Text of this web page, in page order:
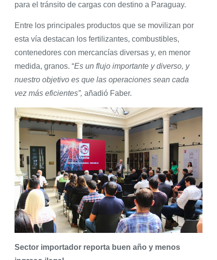
para el tránsito de cargas con destino a Paraguay.
Entre los principales productos que se movilizan por
esta vía destacan los fertilizantes, combustibles,
contenedores con mercancías diversas y, en menor
medida, granos. “Es un flujo importante y diverso, y
nuestro objetivo es que las operaciones sean cada
vez más eficientes”, añadió Faber.
Sector importador reporta buen año y menos